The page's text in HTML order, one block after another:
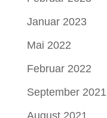
Januar 2023
Mai 2022
Februar 2022
September 2021
August 2021